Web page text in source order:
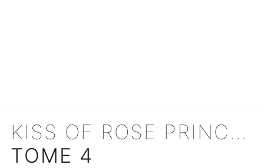
KISS OF ROSE PRINCESS
TOME 4